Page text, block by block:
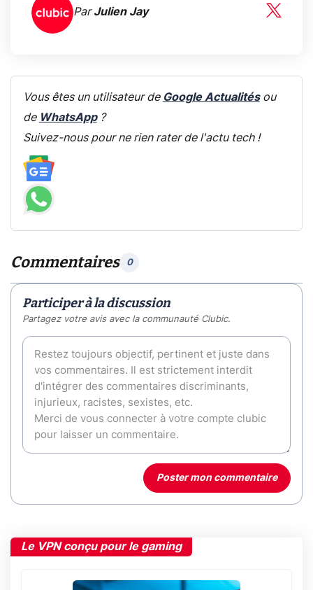
Par Julien Jay
Vous êtes un utilisateur de Google Actualitésou
de WhatsApp?
Suivez-nous pour ne rien rater de l'actu tech !
Commentaires 0
Participer à la discussion
Partagez votre avis avec la communauté Clubic.
Poster mon commentaire
Le VPN conçu pour le gaming